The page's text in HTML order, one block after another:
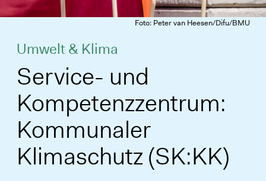
Foto: Peter van Heesen/Difu/BMU
Umwelt & Klima
Service- und
Kompetenzzentrum:
Kommunaler
Klimaschutz (SK:KK)